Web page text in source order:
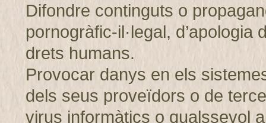
Difondre continguts o
pornogràfic-il·legal,
drets humans.
Provocar danys en els
dels seus proveïdors o de
virus informàtics o qualssevol